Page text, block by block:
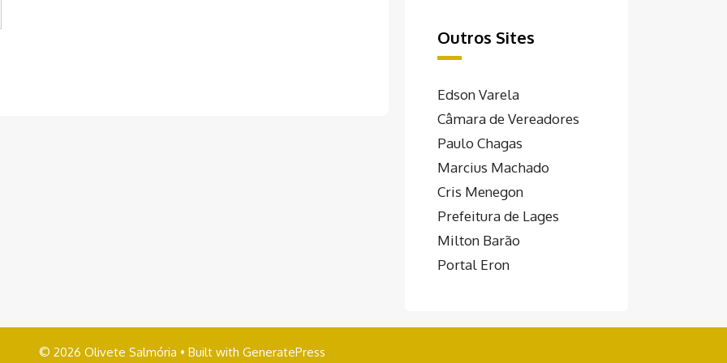
Outros Sites
Edson Varela
Câmara de Vereadores
Paulo Chagas
Marcius Machado
Cris Menegon
Prefeitura de Lages
Milton Barão
Portal Eron
© 2026 Olivete Salmória • Built with GeneratePress